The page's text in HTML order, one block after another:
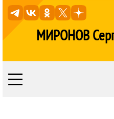
МИРОНОВ